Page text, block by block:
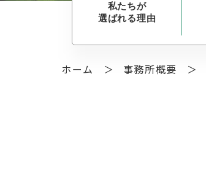
ホーム 事務所概要
私たちが
選ばれる理由